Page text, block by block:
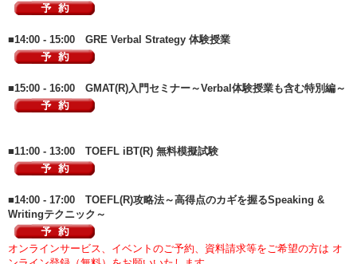
■14:00 - 15:00 GRE Verbal Strategy 体験授業
■15:00 - 16:00 GMAT(R)入門セミナー～Verbal体験授業も含む特別編～
■11:00 - 13:00 TOEFL iBT(R) 無料模擬試験
■14:00 - 17:00 TOEFL(R)攻略法～高得点のカギを握るSpeaking &
Writingテクニック～
オンラインサービス、イベントのご予約、資料請求等をご希望の方は オ